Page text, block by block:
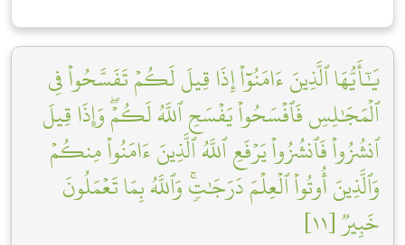
يَٰٓأَيُّهَا ٱلَّذِينَ ءَامَنُوٓاْ إِذَا قِيلَ لَكُمۡ تَفَسَّحُواْ فِي
ٱلۡمَجَٰلِسِ فَٱفۡسَحُواْ يَفۡسَحِ ٱللَّهُ لَكُمۡۖ وَإِذَا قِيلَ
ٱنشُزُواْ فَٱنشُزُواْ يَرۡفَعِ ٱللَّهُ ٱلَّذِينَ ءَامَنُواْ مِنكُمۡ
وَٱلَّذِينَ أُوتُواْ ٱلۡعِلۡمَ دَرَجَٰتٖۚ وَٱللَّهُ بِمَا تَعۡمَلُونَ
خَبِيرٞ [١١]